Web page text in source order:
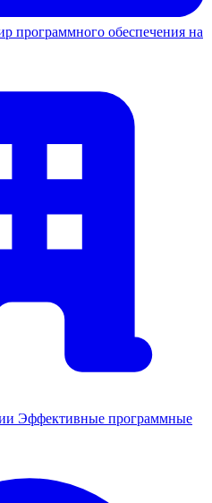
программного обеспечения на
Эффективные программные